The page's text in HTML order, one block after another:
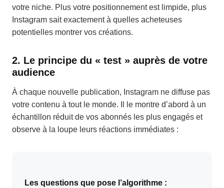
votre niche. Plus votre positionnement est limpide, plus
Instagram sait exactement à quelles acheteuses
potentielles montrer vos créations.
2. Le principe du « test » auprès de votre
audience
À chaque nouvelle publication, Instagram ne diffuse pas
votre contenu à tout le monde. Il le montre d’abord à un
échantillon réduit de vos abonnés les plus engagés et
observe à la loupe leurs réactions immédiates :
Les questions que pose l’algorithme :